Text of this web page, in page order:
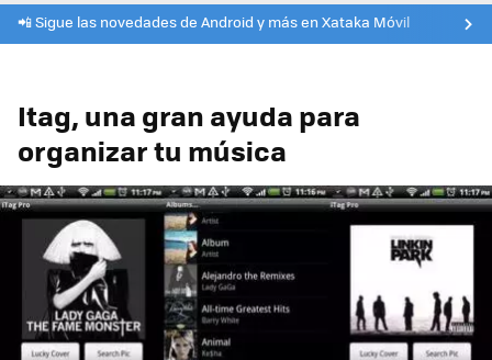
📲 Sigue las novedades de Android y más en Xataka Móvil
Itag, una gran ayuda para
organizar tu música